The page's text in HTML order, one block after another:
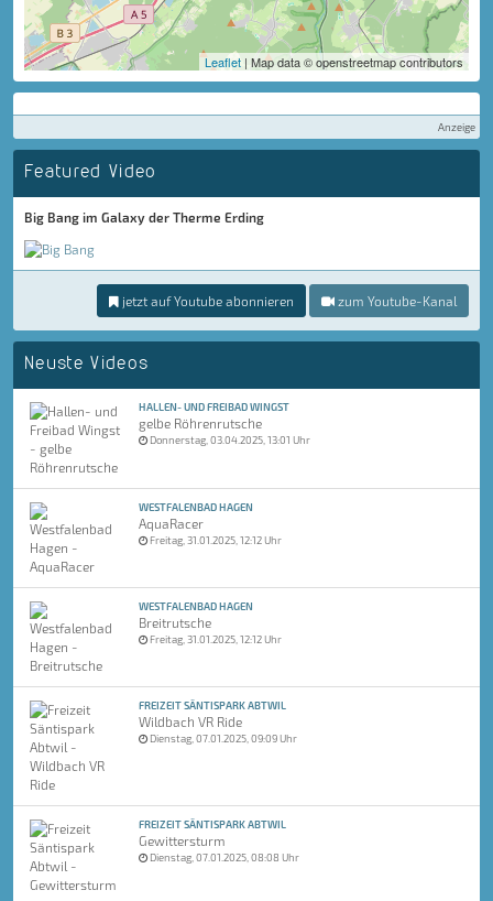
Leaflet | Map data © openstreetmap contributors
Anzeige
Featured Video
Big Bang im Galaxy der Therme Erding
jetzt auf Youtube abonnieren zum Youtube-Kanal
Neuste Videos
HALLEN- UND FREIBAD WINGST
gelbe Röhrenrutsche
Donnerstag, 03.04.2025, 13:01 Uhr
WESTFALENBAD HAGEN
AquaRacer
Freitag, 31.01.2025, 12:12 Uhr
WESTFALENBAD HAGEN
Breitrutsche
Freitag, 31.01.2025, 12:12 Uhr
FREIZEIT SÄNTISPARK ABTWIL
Wildbach VR Ride
Dienstag, 07.01.2025, 09:09 Uhr
FREIZEIT SÄNTISPARK ABTWIL
Gewittersturm
Dienstag, 07.01.2025, 08:08 Uhr